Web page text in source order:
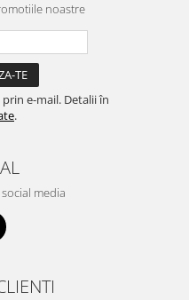
noastre
e-mail. Detalii în
.
media